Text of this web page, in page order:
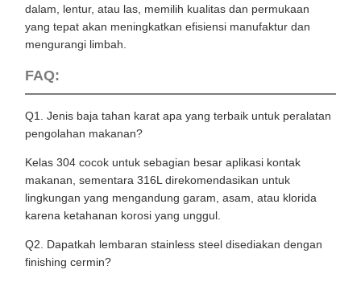
dalam, lentur, atau las, memilih kualitas dan permukaan
yang tepat akan meningkatkan efisiensi manufaktur dan
mengurangi limbah.
FAQ:
Q1. Jenis baja tahan karat apa yang terbaik untuk peralatan
pengolahan makanan?
Kelas 304 cocok untuk sebagian besar aplikasi kontak
makanan, sementara 316L direkomendasikan untuk
lingkungan yang mengandung garam, asam, atau klorida
karena ketahanan korosi yang unggul.
Q2. Dapatkah lembaran stainless steel disediakan dengan
finishing cermin?